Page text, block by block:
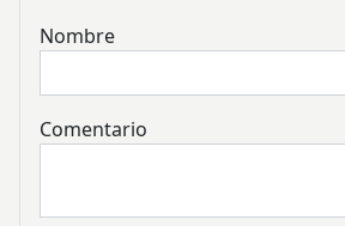
Nombre
Comentario